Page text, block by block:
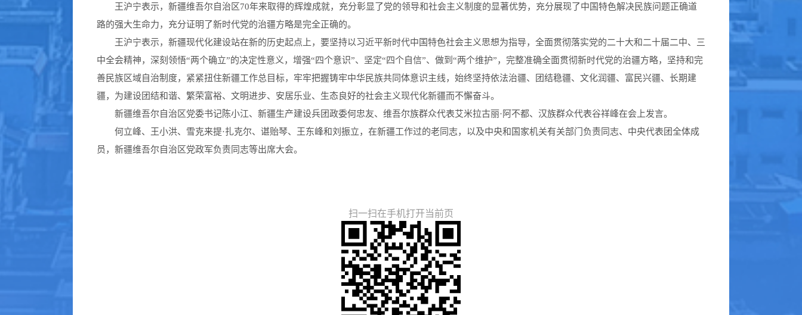
王沪宁表示，新疆维吾尔自治区70年来取得的辉煌成就，充分彰显了党的领导和社会主义制度的显著优势，充分展现了中国特色解决民族问题正确道
路的强大生命力，充分证明了新时代党的治疆方略是完全正确的。
王沪宁表示，新疆现代化建设站在新的历史起点上，要坚持以习近平新时代中国特色社会主义思想为指导，全面贯彻落实党的二十大和二十届二中、三
中全会精神，深刻领悟“两个确立”的决定性意义，增强“四个意识”、坚定“四个自信”、做到“两个维护”，完整准确全面贯彻新时代党的治疆方略，坚持和完
善民族区域自治制度，紧紧扭住新疆工作总目标，牢牢把握铸牢中华民族共同体意识主线，始终坚持依法治疆、团结稳疆、文化润疆、富民兴疆、长期建
疆，为建设团结和谐、繁荣富裕、文明进步、安居乐业、生态良好的社会主义现代化新疆而不懈奋斗。
新疆维吾尔自治区党委书记陈小江、新疆生产建设兵团政委何忠友、维吾尔族群众代表艾米拉古丽·阿不都、汉族群众代表谷祥峰在会上发言。
何立峰、王小洪、雪克来提·扎克尔、谌贻琴、王东峰和刘振立，在新疆工作过的老同志，以及中央和国家机关有关部门负责同志、中央代表团全体成
员，新疆维吾尔自治区党政军负责同志等出席大会。
扫一扫在手机打开当前页